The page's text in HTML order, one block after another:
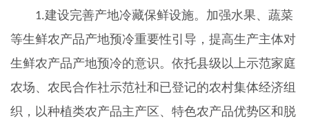
1.建设完善产地冷藏保鲜设施。加强水果、蔬菜
等生鲜农产品产地预冷重要性引导，提高生产主体对
生鲜农产品产地预冷的意识。依托县级以上示范家庭
农场、农民合作社示范社和已登记的农村集体经济组
织，以种植类农产品主产区、特色农产品优势区和脱